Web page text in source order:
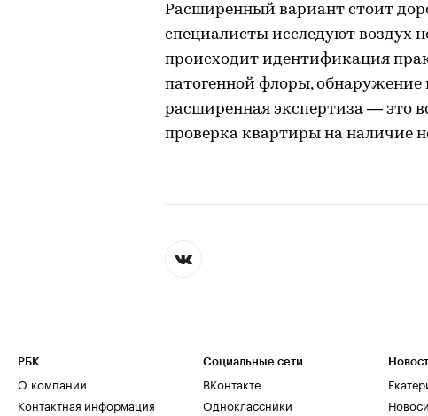
Расширенный вариант стоит
специалисты исследуют воздух
происходит идентификация
патогенной флоры, обнаружение
расширенная экспертиза — это
проверка квартиры на наличие
РБК
О компании
Контактная информация
Социальные сети
ВКонтакте
Одноклассники